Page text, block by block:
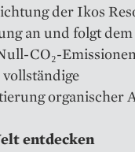
der Ikos
an und folgt
CO₂-
organischer
entdecken